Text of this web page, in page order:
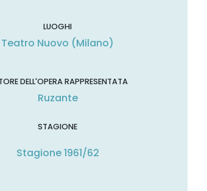
LUOGHI
Teatro Nuovo (Milano)
DELL'OPERA RAPPRESENTATA
Ruzante
STAGIONE
Stagione 1961/62